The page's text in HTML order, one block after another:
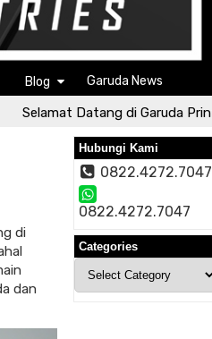
Blog Garuda News
Selamat Datang di Garuda Print
di
dan
Hubungi Kami
0822.4272.7047
0822.4272.7047
Categories
Categories